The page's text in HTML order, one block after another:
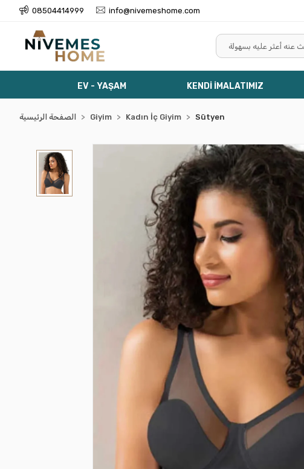
08504414999 info@nivemeshome.com
EV - YAŞAM KENDİ İMALATIMIZ
الصفحة الرئيسية Giyim Kadın İç Giyim Sütyen